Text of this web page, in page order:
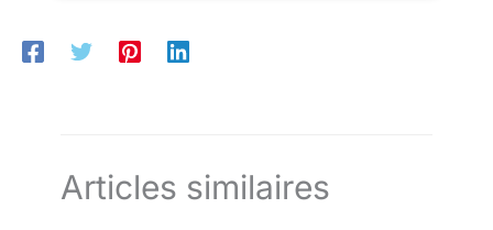
Articles similaires